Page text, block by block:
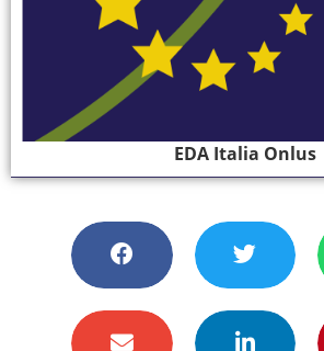
EDA Italia Onlus